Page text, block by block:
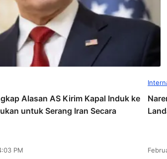
Alasan AS Kirim Kapal Induk ke
untuk Serang Iran Secara
PM